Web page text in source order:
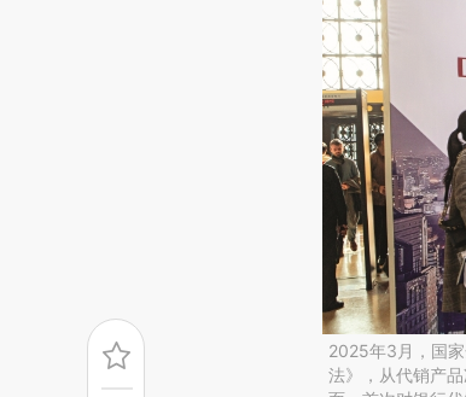
2025年3月，国
法》，从代销产